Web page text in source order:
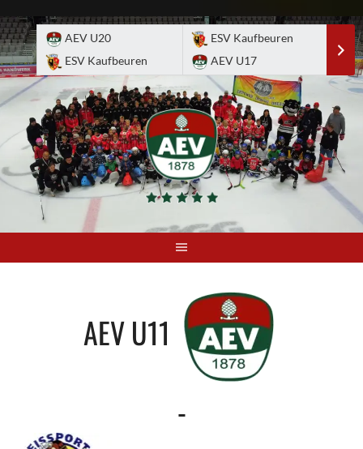
to
content
AEV U20
ESV Kaufbeuren
ESV Kaufbeuren
AEV U17
AEV U11
-